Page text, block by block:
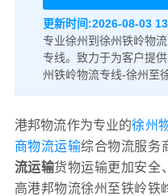
更新时间:2026-08-03
专业徐州到徐州铁岭物
专线。致力于为客户提
州铁岭物流专线-徐州至
港邦物流作为专业的徐州
商物流运输综合物流服务
流运输货物运输更加安全
高港邦物流徐州至铁岭铁